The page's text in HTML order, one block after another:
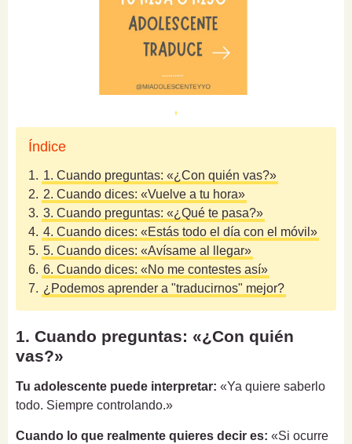
Índice
1. 1. Cuando preguntas: «¿Con quién vas?»
2. 2. Cuando dices: «Vuelve a tu hora»
3. 3. Cuando preguntas: «¿Qué te pasa?»
4. 4. Cuando dices: «Estás todo el día con el móvil»
5. 5. Cuando dices: «Avísame al llegar»
6. 6. Cuando dices: «No me contestes así»
7. ¿Podemos aprender a "traducirnos" mejor?
1. Cuando preguntas: «¿Con quién
vas?»
Tu adolescente puede interpretar: «Ya quiere saberlo
todo. Siempre controlando.»
Cuando lo que realmente quieres decir es: «Si ocurre